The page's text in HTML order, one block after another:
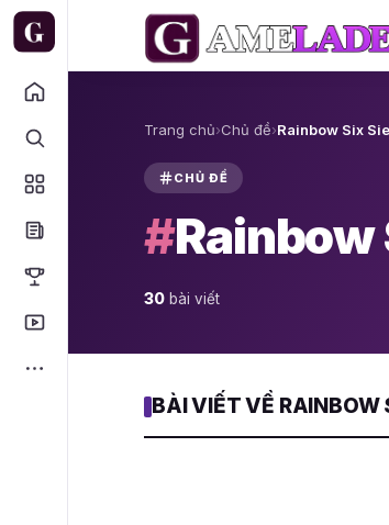
Trang chủ›Chủ đề›Rainbow Six
CHỦ ĐỀ
#Rainbow
30 bài viết
BÀI VIẾT VỀ RAINBOW